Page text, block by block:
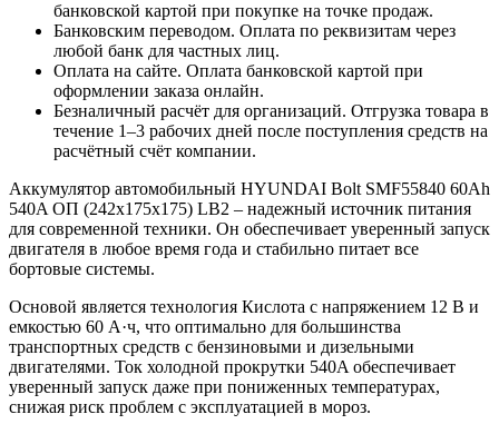
банковской картой при покупке на точке продаж.
Банковским переводом. Оплата по реквизитам через
любой банк для частных лиц.
Оплата на сайте. Оплата банковской картой при
оформлении заказа онлайн.
Безналичный расчёт для организаций. Отгрузка товара в
течение 1–3 рабочих дней после поступления средств на
расчётный счёт компании.
Аккумулятор автомобильный HYUNDAI Bolt SMF55840 60Ah
540A ОП (242x175x175) LB2 – надежный источник питания
для современной техники. Он обеспечивает уверенный запуск
двигателя в любое время года и стабильно питает все
бортовые системы.
Основой является технология Кислота с напряжением 12 В и
емкостью 60 А·ч, что оптимально для большинства
транспортных средств с бензиновыми и дизельными
двигателями. Ток холодной прокрутки 540A обеспечивает
уверенный запуск даже при пониженных температурах,
снижая риск проблем с эксплуатацией в мороз.